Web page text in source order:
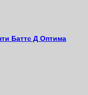
Баттс Д Оптима